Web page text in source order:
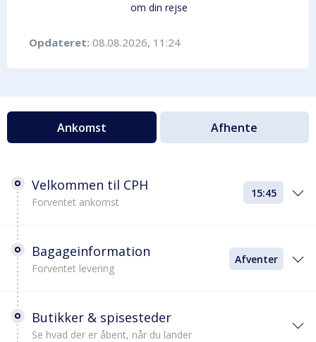
om din rejse
Opdateret: 08.08.2026, 11:24
Ankomst Afhente
Velkommen til CPH
Forventet ankomst
15:45
Bagageinformation
Forventet levering
Afventer
Butikker & spisesteder
Se hvad der er åbent, når du lander